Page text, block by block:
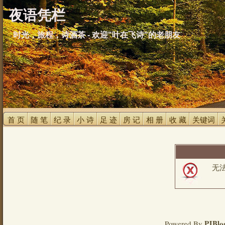
夜语凭栏
时光，旅程，诗酒茶 - 欢迎"叶在飞诗"的老朋友
首 页 随 笔 纪 录 小 诗 足 迹 房 记 相 册 收 藏 关键词
无